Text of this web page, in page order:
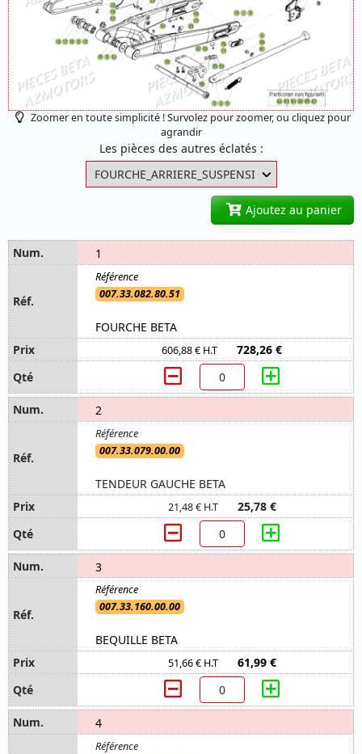
Zoomer en toute simplicité ! Survolez pour zoomer, ou cliquez pour
agrandir
Les pièces des autres éclatés :
Ajoutez au panier
1
007.33.082.80.51
FOURCHE BETA
606,88 € H.T 728,26 €
2
007.33.079.00.00
TENDEUR GAUCHE BETA
21,48 € H.T 25,78 €
3
007.33.160.00.00
BEQUILLE BETA
51,66 € H.T 61,99 €
4